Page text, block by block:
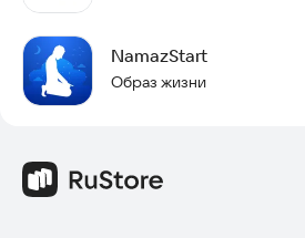
NamazStart
Образ жизни